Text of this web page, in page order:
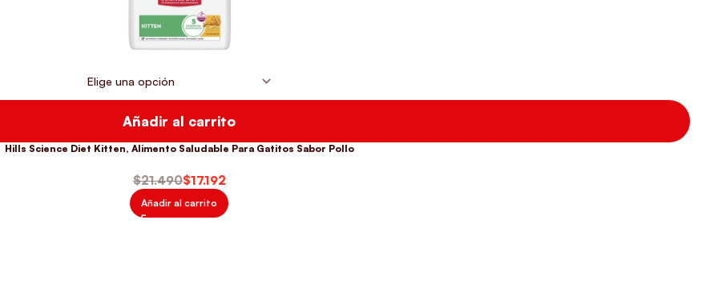
Añadir al carrito
Hills Science Diet Kitten, Alimento Saludable Para Gatitos Sabor Pollo
$21.490$17.192
Añadir al carrito